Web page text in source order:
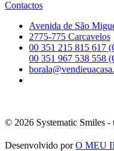
Contactos
Avenida de São
2775-775 Carcavelos
00 351 215 815 617
00 351 967 538 558
© 2026 Systematic Smiles
Desenvolvido porO MEU